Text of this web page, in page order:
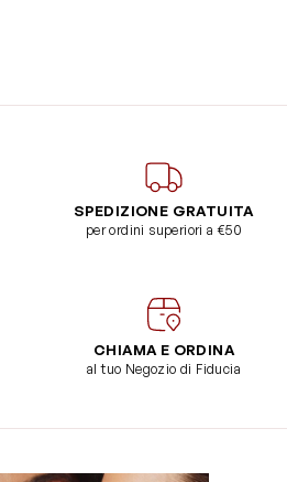
SPEDIZIONE GRATUITA
per ordini superiori a €50
CHIAMA E ORDINA
al tuo Negozio di Fiducia